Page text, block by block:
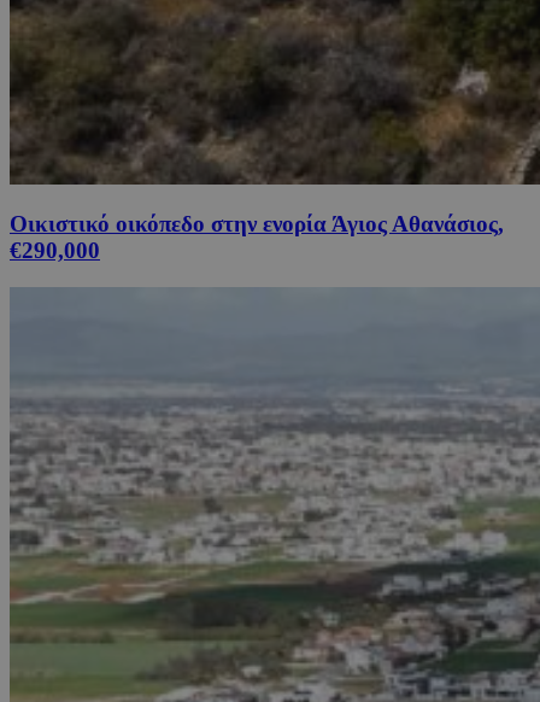
Οικιστικό οικόπεδο στην ενορία Άγιος Αθανάσιος,
€290,000